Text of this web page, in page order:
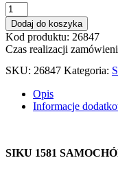
ilość
SIKU
1581
SAMOCHÓD
BMW
M4
2016
Dodaj do koszyka
Kod produktu: 26847
Czas realizacji
SKU: 26847 Kategoria:
Opis
Informacje
SIKU 1581